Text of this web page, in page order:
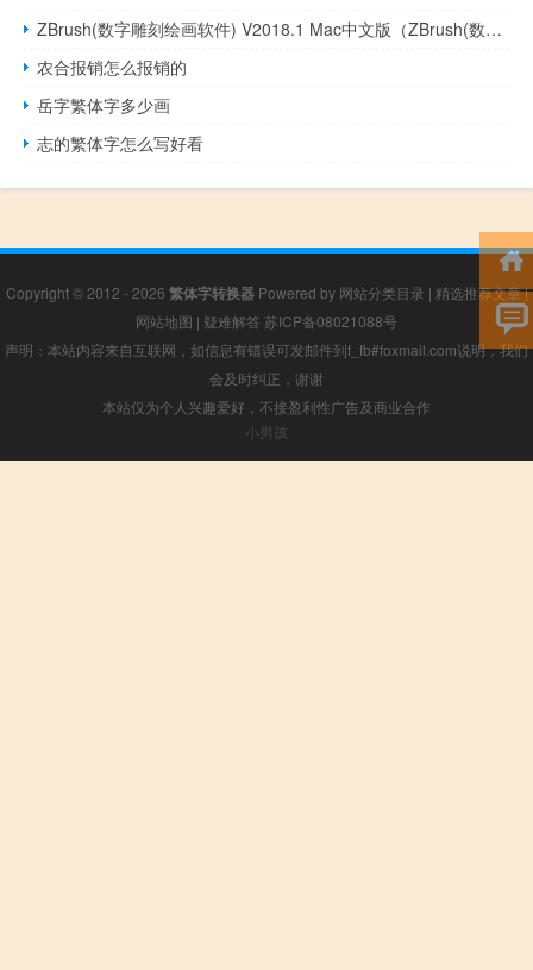
ZBrush(数字雕刻绘画软件) V2018.1 Mac中文版（ZBrush(数字雕刻绘画软件) V2018.1 Mac中文版功能简介）
农合报销怎么报销的
岳字繁体字多少画
志的繁体字怎么写好看
Copyright © 2012 - 2026 繁体字转换器Powered by 网站分类目录 | 精选推荐文章|
网站地图 | 疑难解答 苏ICP备08021088号
声明：本站内容来自互联网，如信息有错误可发邮件到f_fb#foxmail.com说明，我们
会及时纠正，谢谢
本站仅为个人兴趣爱好，不接盈利性广告及商业合作
小男孩